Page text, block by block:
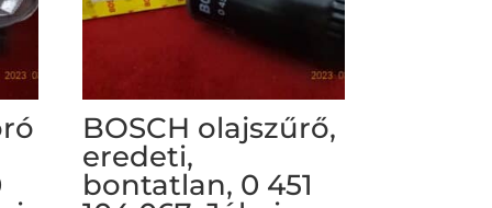
BOSCH olajszűrő,
eredeti,
bontatlan, 0 451